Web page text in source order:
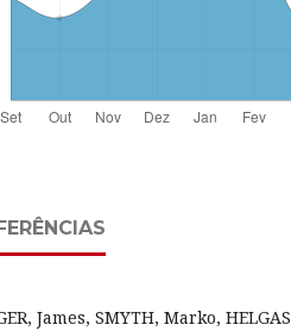
James, SMYTH, Marko,